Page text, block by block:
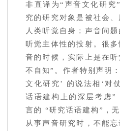
非直译为“声音文化研究
究的研究对象是被社会
人类听觉自身；声音问
听觉主体性的投射。很
音的时候，实际上是在
不自知”。作者特别声明
文化研究’ 的说法相‘对
话语建构上的深层考虑”
言的 “研究话语建构”，
从事声音研究时，不能